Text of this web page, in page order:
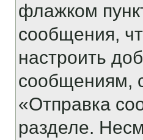
флажком
сообщения,
настроить
сообщениям,
«Отправка
разделе.